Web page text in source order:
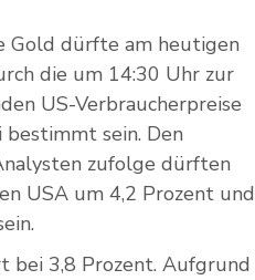
Gold dürfte am heutigen
die um 14:30 Uhr zur
US-Verbraucherpreise
sein. Den
zufolge dürften
USA um 4,2 Prozent und
bei 3,8 Prozent. Aufgrund